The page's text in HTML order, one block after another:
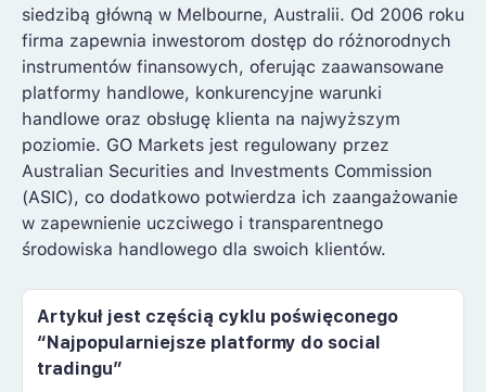
siedzibą główną w Melbourne, Australii. Od 2006 roku
firma zapewnia inwestorom dostęp do różnorodnych
instrumentów finansowych, oferując zaawansowane
platformy handlowe, konkurencyjne warunki
handlowe oraz obsługę klienta na najwyższym
poziomie. GO Markets jest regulowany przez
Australian Securities and Investments Commission
(ASIC), co dodatkowo potwierdza ich zaangażowanie
w zapewnienie uczciwego i transparentnego
środowiska handlowego dla swoich klientów.
Artykuł jest częścią cyklu poświęconego
“Najpopularniejsze platformy do social
tradingu”